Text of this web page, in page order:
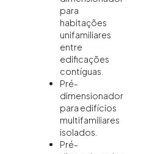
para
habitações
unifamiliares
entre
edificações
contíguas.
Pré-
dimensionador
para edifícios
multifamiliares
isolados.
Pré-